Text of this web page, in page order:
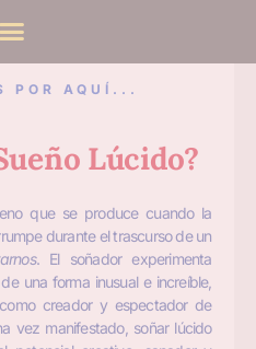
POR AQUÍ...
Lúcido?
que se produce cuando la
durante el trascurso de un
. El soñador experimenta
una forma inusual e increíble,
creador y espectador de
vez manifestado, soñar lúcido